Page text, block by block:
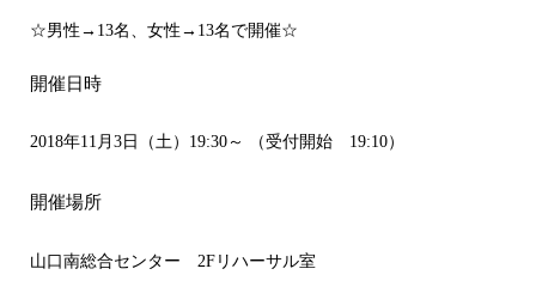
☆男性→13名、女性→13名で開催☆
開催日時
2018年11月3日（土）19:30～ （受付開始 19:10）
開催場所
山口南総合センター 2Fリハーサル室